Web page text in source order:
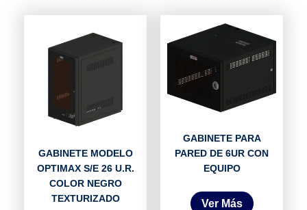
GABINETE MODELO
OPTIMAX S/E 26 U.R.
COLOR NEGRO
TEXTURIZADO
GABINETE PARA
PARED DE 6UR CON
EQUIPO
Ver Más